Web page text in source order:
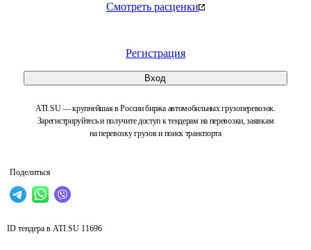
Смотреть расценки
Регистрация
Вход
ATI.SU — крупнейшая в России биржа автомобильных грузоперевозок.
Зарегистрируйтесь и получите доступ к тендерам на перевозки, заявкам
на перевозку грузов и поиск транспорта
Поделиться
ID тендера в ATI.SU 11696